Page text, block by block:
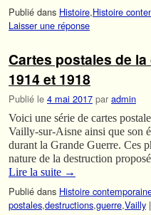
Publié dans Histoire,Histoire
Laisser une réponse
Cartes postales de
1914 et 1918
Publié le 4 mai 2017 par admin
Voici une série de cartes
Vailly-sur-Aisne ainsi que son
durant la Grande Guerre. Ces
nature de la destruction
Lire la suite →
Publié dans Histoire
postales,destructions,guerre,Vailly |